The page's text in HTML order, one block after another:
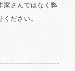
家さんではなく弊
ださい。